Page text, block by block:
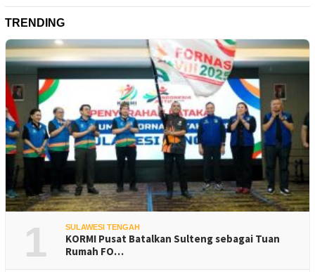
TRENDING
1 SULAWESI TENGAH
KORMI Pusat Batalkan Sulteng sebagai Tuan
Rumah FO…